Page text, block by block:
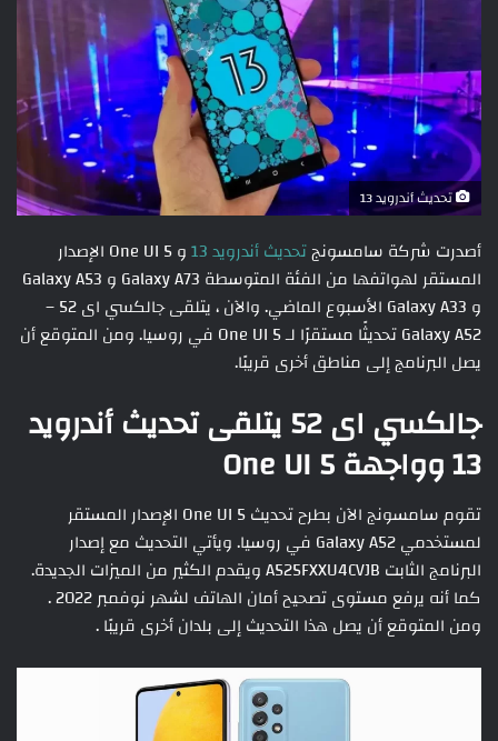
تحديث أندرويد 13
أصدرت شركة سامسونجتحديث أندرويد 13
و One UI 5 الإصدار
المستقر لهواتفها من الفئة المتوسطة ​​Galaxy A73 و Galaxy A53
و Galaxy A33 الأسبوع الماضي. والآن ، يتلقى جالكسي اى 52 –
Galaxy A52 تحديثًا مستقرًا لـ One UI 5 في روسيا. ومن المتوقع أن
يصل البرنامج إلى مناطق أخرى قريبًا.
جالكسي اى 52 يتلقى تحديث أندرويد
13 وواجهة One UI 5
تقوم سامسونج الآن بطرح تحديث One UI 5 الإصدار المستقر
لمستخدمي Galaxy A52 في روسيا. ويأتي التحديث مع إصدار
البرنامج الثابت A525FXXU4CVJB ويقدم الكثير من الميزات الجديدة.
كما أنه يرفع مستوى تصحيح أمان الهاتف لشهر نوفمبر 2022 .
ومن المتوقع أن يصل هذا التحديث إلى بلدان أخرى قريبًا .